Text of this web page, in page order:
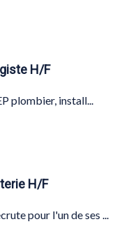
H/F
plombier, install...
H/F
pour l'un de ses ...